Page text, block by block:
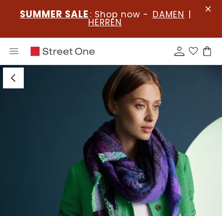
SUMMER SALE : Shop now - DAMEN |
HERREN